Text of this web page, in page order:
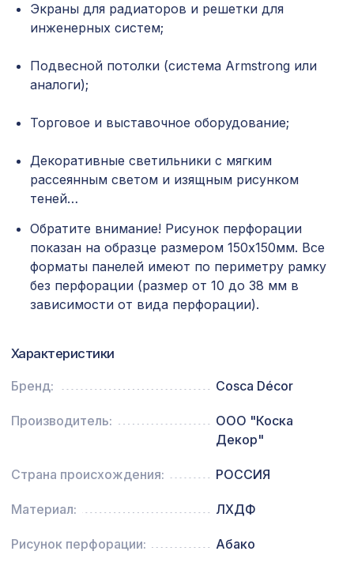
10-20, 1400х780мм, ХДФ, ольха
Экополимер/27
Перфорированная панель АБАКО,
Перфорированная панель
ВЕРОНИКА, 2790х1020мм, ХДФ, ольха
Перфорированная панель
КРИСТАЛЛ, 1400х780мм, ХДФ, бук
1073 ₽
Перфорированная панель ДАМАСКО,
2790х1020мм, ХДФ, без отделки
4612 ₽
Prints L5009, 0,91 x 6,2 м
Перфорированная панель ВЕРОНИКА,
Экраны для радиаторов и решетки для
инженерных систем;
Подвесной потолки (система Armstrong или
аналоги);
Торговое и выставочное оборудование;
Декоративные светильники с мягким
рассеянным светом и изящным рисунком
теней…
Обратите внимание! Рисунок перфорации
показан на образце размером 150х150мм. Все
форматы панелей имеют по периметру рамку
без перфорации (размер от 10 до 38 мм в
зависимости от вида перфорации).
Характеристики
Бренд: Cosca Décor
Производитель:
ООО "Коска
Декор"
Страна происхождения: РОССИЯ
Материал: ЛХДФ
Рисунок перфорации: Абако